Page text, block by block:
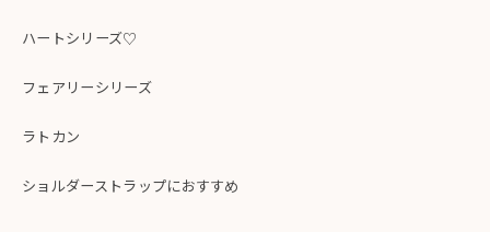
ハートシリーズ♡
フェアリーシリーズ
ラトカン
ショルダーストラップにおすすめ